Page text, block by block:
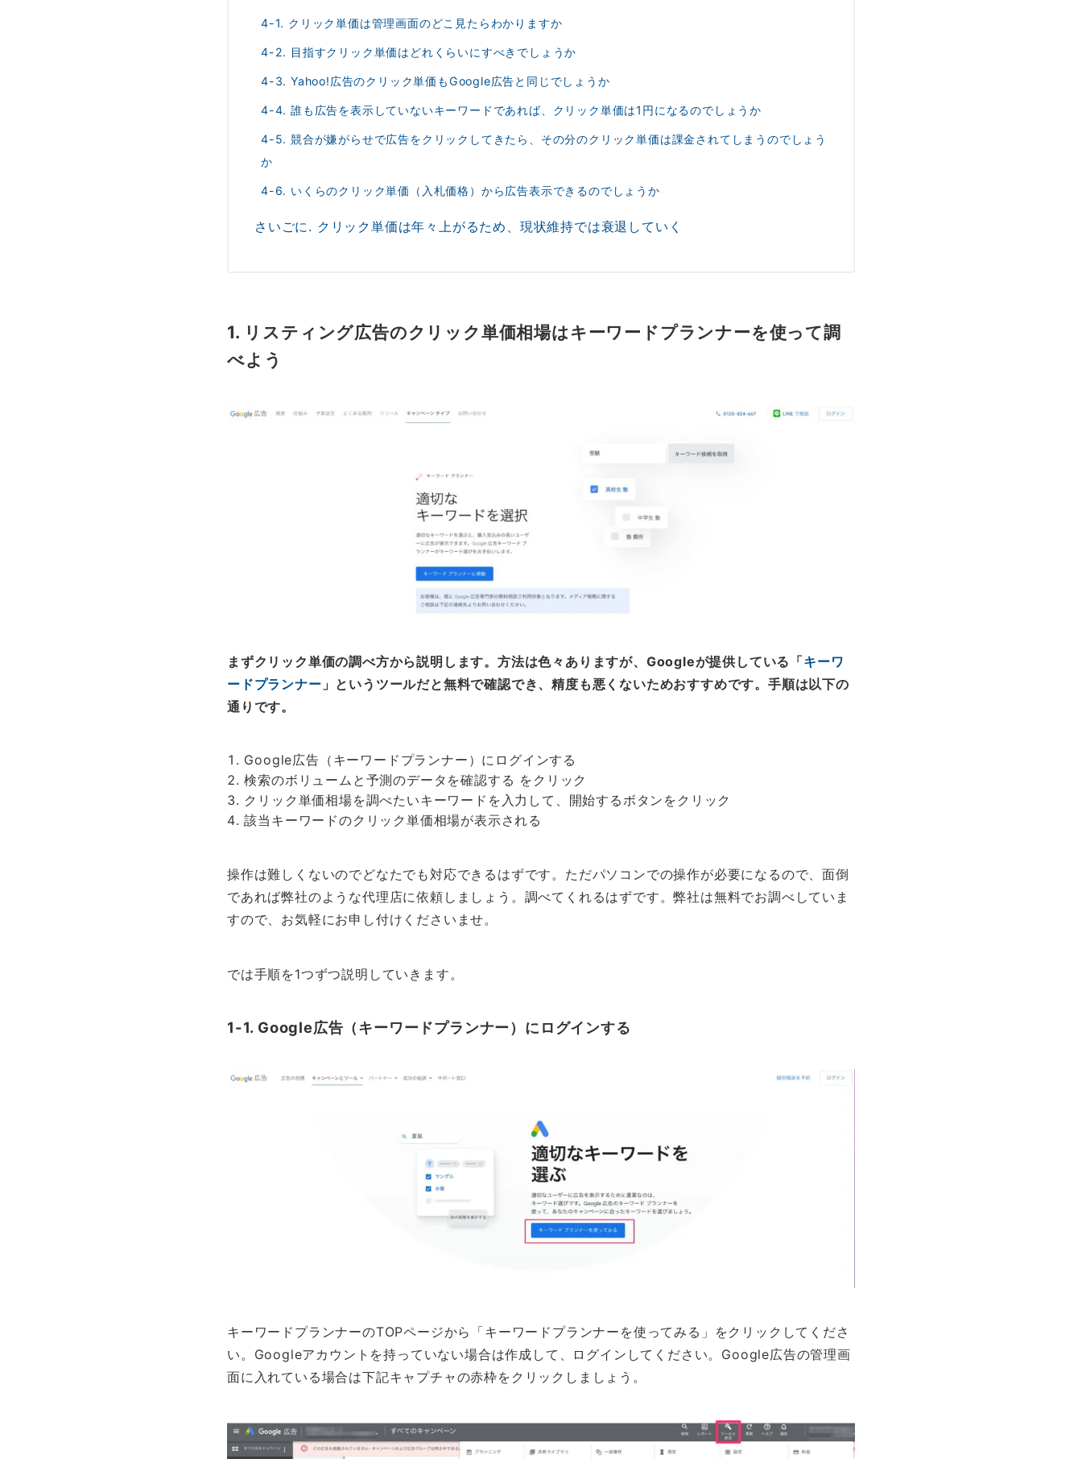
4-1. クリック単価は管理画面のどこ見たらわかりますか
4-2. 目指すクリック単価はどれくらいにすべきでしょうか
4-3. Yahoo!広告のクリック単価もGoogle広告と同じでしょうか
4-4. 誰も広告を表示していないキーワードであれば、クリック単価は1円になるのでしょうか
4-5. 競合が嫌がらせで広告をクリックしてきたら、その分のクリック単価は課金されてしまうのでしょう
か
4-6. いくらのクリック単価（入札価格）から広告表示できるのでしょうか
さいごに. クリック単価は年々上がるため、現状維持では衰退していく
1. リスティング広告のクリック単価相場はキーワードプランナーを使って調
べよう
まずクリック単価の調べ方から説明します。方法は色々ありますが、Googleが提供している「キーワ
ードプランナー 」というツールだと無料で確認でき、精度も悪くないためおすすめです。手順は以下の
通りです。
Google広告（キーワードプランナー）にログインする
検索のボリュームと予測のデータを確認する をクリック
クリック単価相場を調べたいキーワードを入力して、開始するボタンをクリック
該当キーワードのクリック単価相場が表示される
操作は難しくないのでどなたでも対応できるはずです。ただパソコンでの操作が必要になるので、面倒
であれば弊社のような代理店に依頼しましょう。調べてくれるはずです。弊社は無料でお調べしていま
すので、お気軽にお申し付けくださいませ。
では手順を1つずつ説明していきます。
1-1. Google広告（キーワードプランナー）にログインする
キーワードプランナーのTOPページから「キーワードプランナーを使ってみる」をクリックしてくださ
い。Googleアカウントを持っていない場合は作成して、ログインしてください。Google広告の管理画
面に入れている場合は下記キャプチャの赤枠をクリックしましょう。